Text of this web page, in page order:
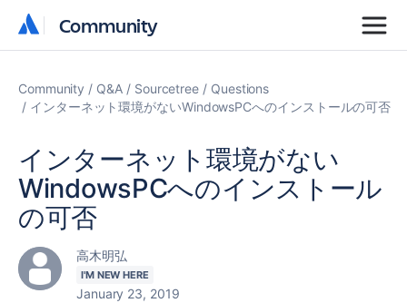
Community
Community
Community Q&A Sourcetree
Questions
インターネット環境がないWindowsPCへのインストールの可否
インターネット環境がない
WindowsPCへのインストール
の可否
高木明弘
I'M NEW HERE
January 23, 2019